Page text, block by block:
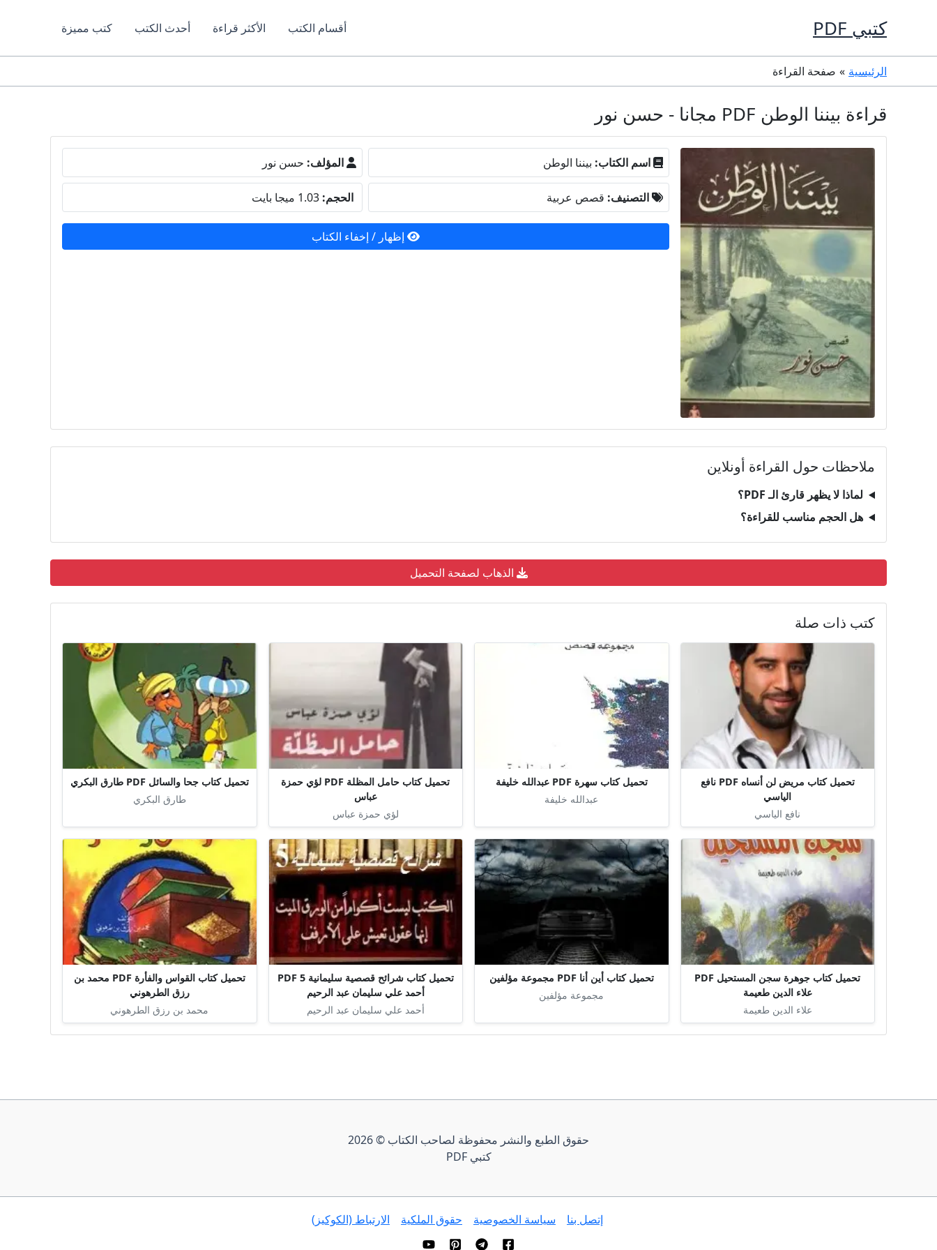
كتبي PDF أقسام الكتب الأكثر قراءة أحدث الكتب كتب مميزة
الرئيسية صفحة القراءة
قراءة بيننا الوطن PDF مجانا - حسن نور
اسم الكتاب: بيننا الوطن المؤلف: حسن نور
التصنيف: قصص عربية الحجم:
إظهار / إخفاء الكتاب
ملاحظات حول القراءة أونلاين
لماذا لا يظهر قارئ الـ PDF؟
هل الحجم مناسب للقراءة؟
الذهاب لصفحة التحميل
كتب ذات صلة
تحميل كتاب مريض لن أنساه PDF نافع
الياسي
نافع الياسي
تحميل كتاب سهرة PDF عبدالله خليفة
عبدالله خليفة
تحميل كتاب حامل المظلة PDF لؤي حمزة
عباس
لؤي حمزة عباس
تحميل كتاب جحا والسائل PDF طارق البكري
طارق البكري
تحميل كتاب جوهرة سجن المستحيل PDF
علاء الدين طعيمة
علاء الدين طعيمة
تحميل كتاب أين أنا PDF مجموعة مؤلفين
مجموعة مؤلفين
تحميل كتاب شرائح قصصية سليمانية 5 PDF
أحمد علي سليمان عبد الرحيم
أحمد علي سليمان عبد الرحيم
تحميل كتاب القواس والفأرة PDF محمد بن
رزق الطرهوني
محمد بن رزق الطرهوني
حقوق الطبع والنشر محفوظة لصاحب الكتاب © 2026
كتبي PDF
إتصل بنا سياسة الخصوصية حقوق الملكية الارتباط (الكوكيز)